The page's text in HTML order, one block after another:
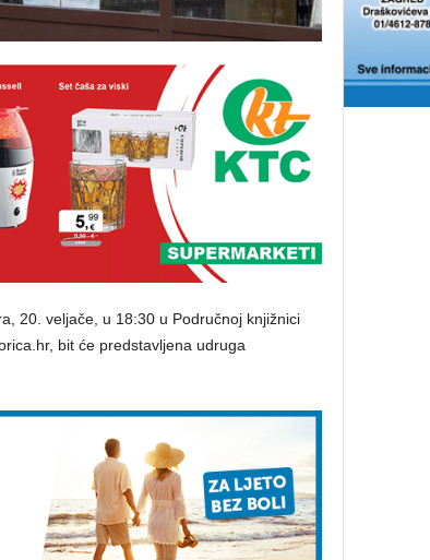
20. veljače, u 18:30 u Područnoj knjižnici
bit će predstavljena udruga